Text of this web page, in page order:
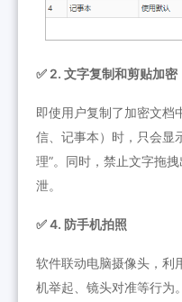
✅ 2. 文字复制和剪贴加密
即使用户复制了加密文档
信、记事本）时，只会显
理”。同时，禁止文字拖
泄。
✅ 4. 防手机拍照
软件联动电脑摄像头，利
机举起、镜头对准等行为